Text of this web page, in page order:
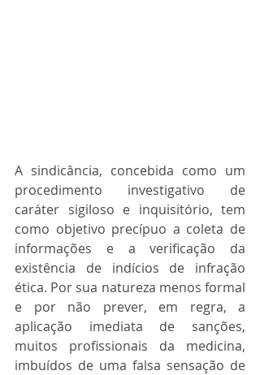
A sindicância, concebida como um
procedimento investigativo de
caráter sigiloso e inquisitório, tem
como objetivo precípuo a coleta de
informações e a verificação da
existência de indícios de infração
ética. Por sua natureza menos formal
e por não prever, em regra, a
aplicação imediata de sanções,
muitos profissionais da medicina,
imbuídos de uma falsa sensação de